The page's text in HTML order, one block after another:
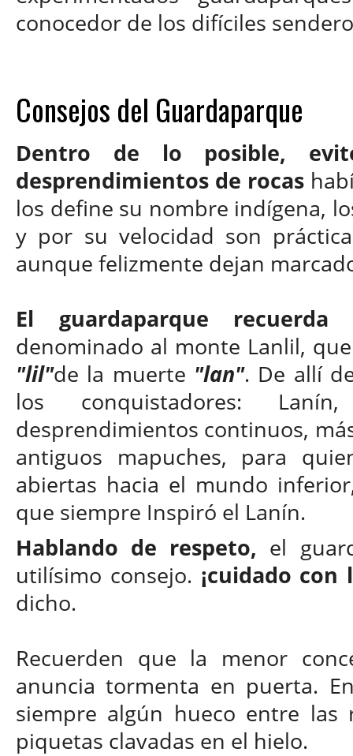
conocedor de los difíciles
Consejos del Guardaparque
Dentro de lo posible,
desprendimientos de rocas
los define su nombre indígena,
y por su velocidad son
aunque felizmente dejan
El guardaparque
denominado al monte Lanlil,
"lil"de la muerte "lan". De allí
los conquistadores:
desprendimientos continuos,
antiguos mapuches, para
abiertas hacia el mundo
que siempre Inspiró el Lanín.
Hablando de respeto, el
utilísimo consejo. ¡cuidado
dicho.
Recuerden que la menor
anuncia tormenta en puerta.
siempre algún hueco entre
piquetas clavadas en el hielo.